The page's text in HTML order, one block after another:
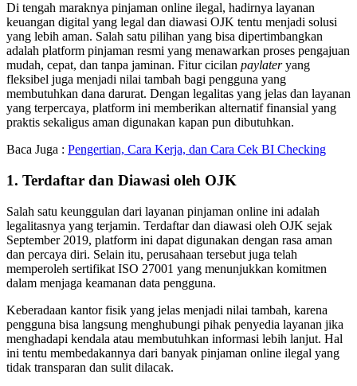
Di tengah maraknya pinjaman online ilegal, hadirnya layanan
keuangan digital yang legal dan diawasi OJK tentu menjadi solusi
yang lebih aman. Salah satu pilihan yang bisa dipertimbangkan
adalah platform pinjaman resmi yang menawarkan proses pengajuan
mudah, cepat, dan tanpa jaminan. Fitur cicilan paylateryang
fleksibel juga menjadi nilai tambah bagi pengguna yang
membutuhkan dana darurat. Dengan legalitas yang jelas dan layanan
yang terpercaya, platform ini memberikan alternatif finansial yang
praktis sekaligus aman digunakan kapan pun dibutuhkan.
Baca Juga : Pengertian, Cara Kerja, dan Cara Cek BI Checking
1. Terdaftar dan Diawasi oleh OJK
Salah satu keunggulan dari layanan pinjaman online ini adalah
legalitasnya yang terjamin. Terdaftar dan diawasi oleh OJK sejak
September 2019, platform ini dapat digunakan dengan rasa aman
dan percaya diri. Selain itu, perusahaan tersebut juga telah
memperoleh sertifikat ISO 27001 yang menunjukkan komitmen
dalam menjaga keamanan data pengguna.
Keberadaan kantor fisik yang jelas menjadi nilai tambah, karena
pengguna bisa langsung menghubungi pihak penyedia layanan jika
menghadapi kendala atau membutuhkan informasi lebih lanjut. Hal
ini tentu membedakannya dari banyak pinjaman online ilegal yang
tidak transparan dan sulit dilacak.